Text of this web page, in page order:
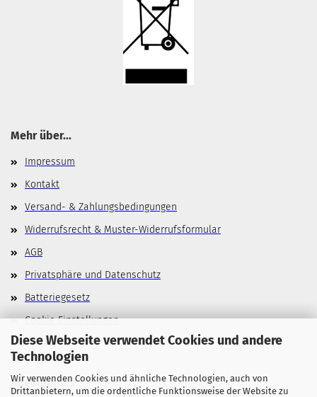
Diese Webseite verwendet Cookies und andere
Technologien
Wir verwenden Cookies und ähnliche Technologien, auch von
Drittanbietern, um die ordentliche Funktionsweise der Website zu
Mehr über...
Impressum
Kontakt
Versand- & Zahlungsbedingungen
Widerrufsrecht & Muster-Widerrufsformular
AGB
Privatsphäre und Datenschutz
Batteriegesetz
Cookie Einstellungen
Allgemeines